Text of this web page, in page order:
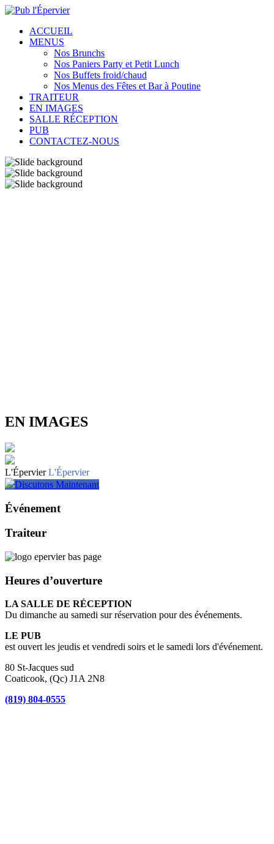
ACCUEIL
MENUS
Nos Brunchs
Nos Paniers Party et Petit Lunch
Nos Buffets froid/chaud
Nos Menus des Fêtes et Bar à Poutine
TRAITEUR
EN IMAGES
SALLE RÉCEPTION
PUB
CONTACTEZ-NOUS
EN IMAGES
L'Épervier L'Épervier
Discutons Maintenant
Événement
Traiteur
Heures d’ouverture
LA SALLE DE RÉCEPTION
Du dimanche au samedi sur réservation pour des événements.
LE PUB
est ouvert les jeudis et vendredi soirs et le samedi lors d'événement.
80 St-Jacques sud
Coaticook, (Qc) J1A 2N8
(819) 804-0555